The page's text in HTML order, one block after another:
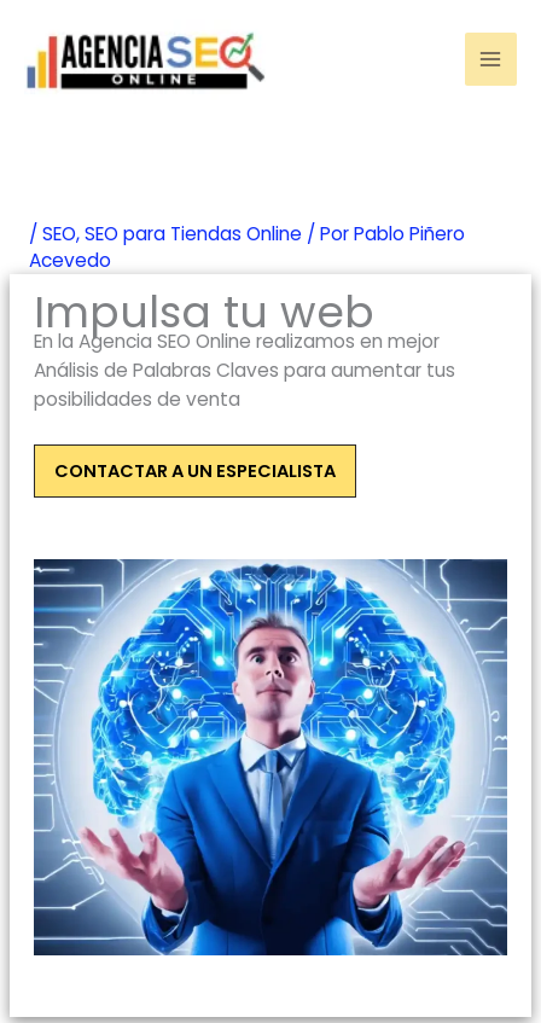
contenido
/ SEO,SEO para Tiendas Online/ PorPablo Piñero
Acevedo
Impulsa tu web
En la Agencia SEO Online realizamos en mejor
Análisis de Palabras Claves para aumentar tus
posibilidades de venta
CONTACTAR A UN ESPECIALISTA